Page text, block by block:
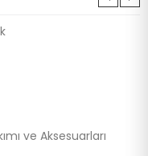
ve Aksesuarları